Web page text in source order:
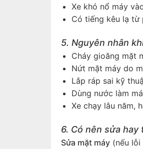
Xe khó nổ máy
Có tiếng kêu lạ từ
5. Nguyên nhân
Cháy gioăng mặt
Nứt mặt máy do
Lắp ráp sai kỹ
Dùng nước làm
Xe chạy lâu năm,
6. Có nên sửa hay
Sửa mặt máy (nếu lỗi